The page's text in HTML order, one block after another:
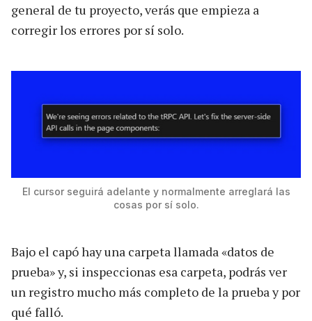
general de tu proyecto, verás que empieza a
corregir los errores por sí solo.
El cursor seguirá adelante y normalmente arreglará las
cosas por sí solo.
Bajo el capó hay una carpeta llamada «datos de
prueba» y, si inspeccionas esa carpeta, podrás ver
un registro mucho más completo de la prueba y por
qué falló.